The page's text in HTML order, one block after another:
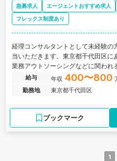
急募求人 エージェントおすすめ求人
フレックス制度あり
経理コンサルタントとして未経験の
当いただきます。東京都千代田区に
業務アウトソーシングなどに関われ
給与 年収 400〜800
勤務地
東京都千代田区
ブックマーク
1